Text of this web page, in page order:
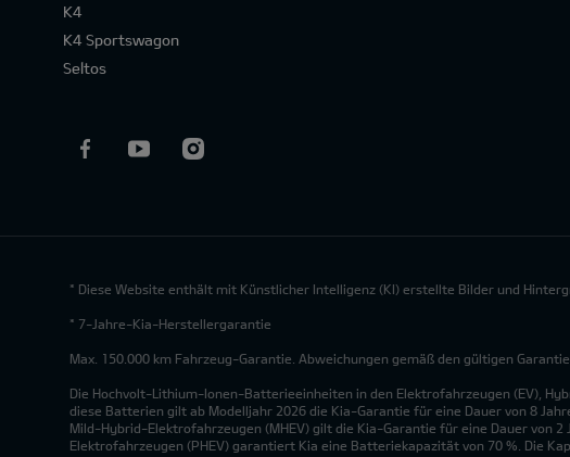
K4
K4 Sportswagon
Seltos
* Diese Website enthält mit Künstlicher Intelligenz (KI) erstellte Bilder und
* 7-Jahre-Kia-Herstellergarantie
Max. 150.000 km Fahrzeug-Garantie. Abweichungen gemäß den gültigen
Die Hochvolt-Lithium-Ionen-Batterieeinheiten in den Elektrofahrzeugen (EV),
diese Batterien gilt ab Modelljahr 2026 die Kia-Garantie für eine Dauer von 8
Mild-Hybrid-Elektrofahrzeugen (MHEV) gilt die Kia-Garantie für eine Dauer von
Elektrofahrzeugen (PHEV) garantiert Kia eine Batteriekapazität von 70 %. Die